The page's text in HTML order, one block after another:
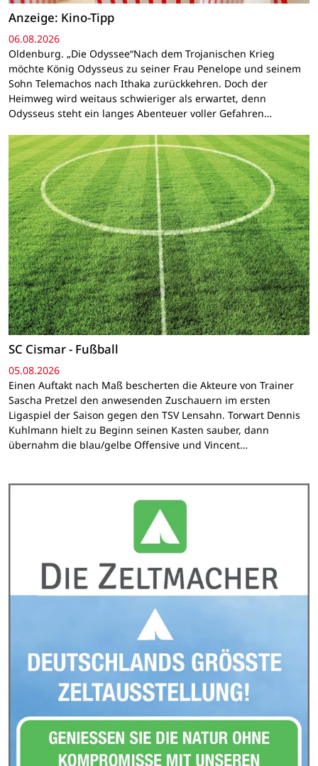
Anzeige: Kino-Tipp
06.08.2026
Oldenburg. „Die Odyssee“Nach dem Trojanischen Krieg
möchte König Odysseus zu seiner Frau Penelope und seinem
Sohn Telemachos nach Ithaka zurückkehren. Doch der
Heimweg wird weitaus schwieriger als erwartet, denn
Odysseus steht ein langes Abenteuer voller Gefahren…
SC Cismar - Fußball
05.08.2026
Einen Auftakt nach Maß bescherten die Akteure von Trainer
Sascha Pretzel den anwesenden Zuschauern im ersten
Ligaspiel der Saison gegen den TSV Lensahn. Torwart Dennis
Kuhlmann hielt zu Beginn seinen Kasten sauber, dann
übernahm die blau/gelbe Offensive und Vincent…